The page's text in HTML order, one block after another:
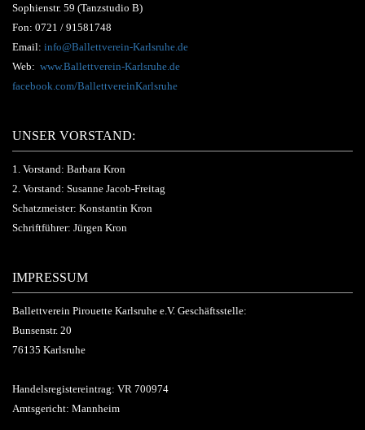
Sophienstr. 59 (Tanzstudio B)
Fon: 0721 / 91581748
Email: info@Ballettverein-Karlsruhe.de
Web: www.Ballettverein-Karlsruhe.de
facebook.com/BallettvereinKarlsruhe
UNSER VORSTAND:
1. Vorstand: Barbara Kron
2. Vorstand: Susanne Jacob-Freitag
Schatzmeister: Konstantin Kron
Schriftführer: Jürgen Kron
IMPRESSUM
Ballettverein Pirouette Karlsruhe e.V. Geschäftsstelle:
Bunsenstr. 20
76135 Karlsruhe
Handelsregistereintrag: VR 700974
Amtsgericht: Mannheim